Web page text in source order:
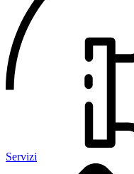
Servizi